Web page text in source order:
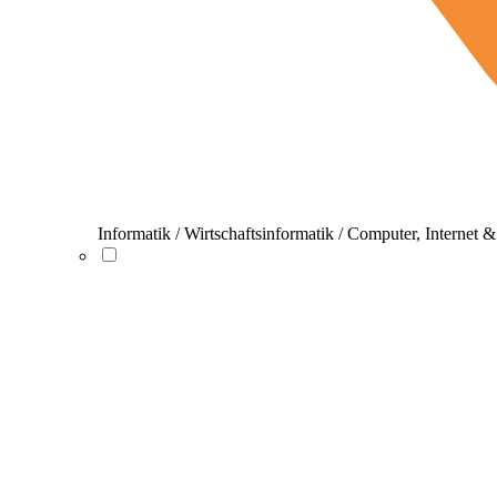
Informatik / Wirtschaftsinformatik / Computer, Internet